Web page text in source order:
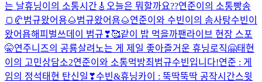
는 날휴닝이의 소통시간🎸 오늘은 뭐할까요??연준이의 소통빵송
🍞🥐범규왔어용🌰범규왔어욤🌰연준이와 수빈이의 솜사탕수빈이
왔어욥해피벌쓰데이 범규❣🥰같이 밥 먹을까팬라이브 현장 스포
🤫연주니즈의 공룡살려 노는 게 제일 좋아즐거운 휴닝로직🤗태현
이의 고민상담소2연준이와 소통먹방최범규수빈입니다!연준 : 게
임의 정석태현 탄신일❣수빈&휴닝카이 : 뚝딱뚝딱 공작시간스윗